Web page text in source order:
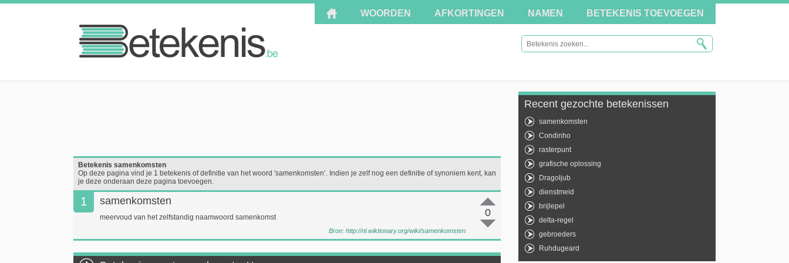
WOORDEN AFKORTINGEN NAMEN BETEKENIS TOEVOEGEN
Betekenis samenkomsten
Op deze pagina vind je 1 betekenis of definitie van het woord 'samenkomsten’. Indien je zelf nog een definitie of synoniem kent, kan
je deze onderaan deze pagina toevoegen.
1
0
samenkomsten
meervoud van het zelfstandig naamwoord samenkomst
Bron: http://nl.wiktionary.org/wiki/samenkomsten
Recent gezochte betekenissen
samenkomsten
Condinho
rasterpunt
grafische oplossing
Dragoljub
dienstmeid
brijlepel
delta-regel
gebroeders
Ruhdugeard